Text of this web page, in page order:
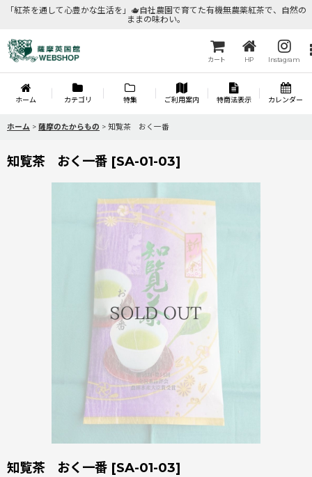
「紅茶を通して心豊かな生活を」🫖自社農園で育てた有機無農薬紅茶で、自然の
ままの味わい。
カート HP Instagram
ホーム カテゴリ 特集 ご利用案内 特商法表示 カレンダー
ホーム > 薩摩のたからもの > 知覧茶 おく一番
知覧茶 おく一番 [SA-01-03]
知覧茶 おく一番 [SA-01-03]